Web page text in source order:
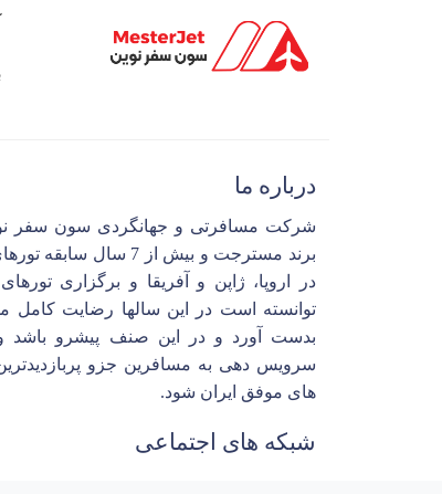
درباره ما
شرکت مسافرتی و جهانگردی سون سفر
برند مسترجت و بیش از 7 سال
در اروپا، ژاپن و آفریقا و برگزاری تورهای
توانسته است در این سالها رضایت کامل
بدست آورد و در این صنف پیشرو باشد و
سرویس دهی به مسافرین جزو
های موفق ایران شود.
شبکه های اجتماعی